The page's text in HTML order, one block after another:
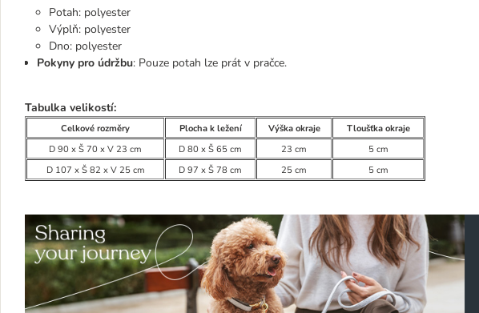
Potah: polyester
Výplň: polyester
Dno: polyester
Pokyny pro údržbu: Pouze potah lze prát v pračce.
Tabulka velikostí:
Celkové rozměry Plocha k ležení Výška okraje
Tloušťka okraje
D 90 x Š 70 x V 23 cm
D 80 x Š 65 cm 23 cm
5 cm
D 107 x Š 82 x V 25 cm
D 97 x Š 78 cm 25 cm 5 cm